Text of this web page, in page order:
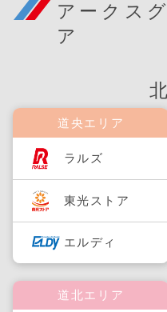
アークス
ア
道央エリア
ラルズ
東光ストア
エルディ
道北エリア